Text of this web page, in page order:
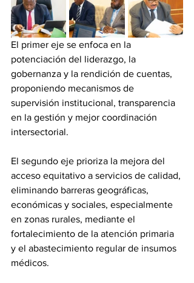
El primer eje se enfoca en la
potenciación del liderazgo, la
gobernanza y la rendición de cuentas,
proponiendo mecanismos de
supervisión institucional, transparencia
en la gestión y mejor coordinación
intersectorial.
El segundo eje prioriza la mejora del
acceso equitativo a servicios de calidad,
eliminando barreras geográficas,
económicas y sociales, especialmente
en zonas rurales, mediante el
fortalecimiento de la atención primaria
y el abastecimiento regular de insumos
médicos.